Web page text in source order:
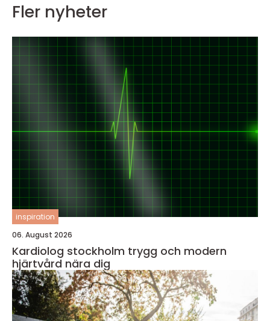
Fler nyheter
inspiration
06. August 2026
Kardiolog stockholm trygg och modern
hjärtvård nära dig